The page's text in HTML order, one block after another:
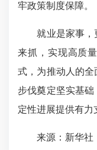
牢政策制度保障。
就业是家事，
来抓，实现高质
式，为推动人的
步伐奠定坚实基
定性进展提供有力
来源：新华社